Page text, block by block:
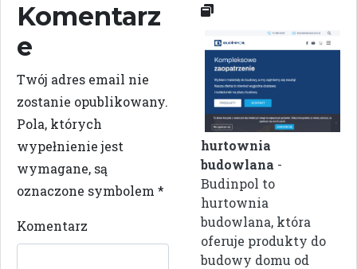
Komentarz
e
Twój adres email nie
zostanie opublikowany.
Pola, których
wypełnienie jest
wymagane, są
oznaczone symbolem *
Komentarz
hurtownia
budowlana -
Budinpol to
hurtownia
budowlana, która
oferuje produkty do
budowy domu od